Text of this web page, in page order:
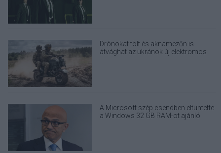
Drónokat tölt és aknamezőn is
átvághat az ukránok új elektromos
A Microsoft szép csendben eltüntette
a Windows 32 GB RAM-ot ajánló